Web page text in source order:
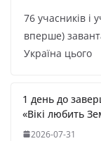
76 учасників і
вперше)
Україна цього
1 день до
«Вікі любить
2026-07-31